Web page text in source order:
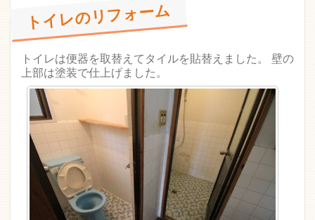
トイレのリフォーム
トイレは便器を取替えてタイルを貼替えました。 壁の
上部は塗装で仕上げました。